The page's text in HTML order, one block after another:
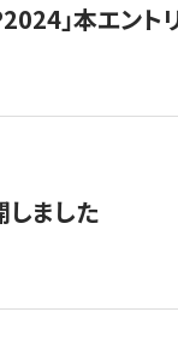
」本エント
しました